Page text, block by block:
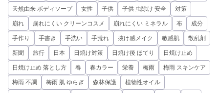
天然由来 ボディソープ 女性 子供 子供 虫除け 安全 対策
崩れ 崩れにくい クリーンコスメ 崩れにくい ミネラル 布 成分
手作り 手書き 手洗い 手荒れ 抜け感メイク 敏感肌 散乱剤
新聞 旅行 日本 日焼け対策 日焼け後 ほてり 日焼け止め
日焼け止め 落とし方 春 春カラー 栄養 梅雨 梅雨 スキンケア
梅雨 不調 梅雨 肌 ゆらぎ 森林保護 植物性オイル